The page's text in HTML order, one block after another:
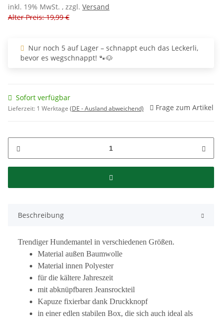
inkl. 19% MwSt. , zzgl. Versand
Alter Preis: 19,99 €
Nur noch 5 auf Lager – schnappt euch das Leckerli,
bevor es wegschnappt! 🐾🐶
Sofort verfügbar
Lieferzeit: 1 Werktage (DE - Ausland abweichend) Frage zum Artikel
Beschreibung
Trendiger Hundemantel in verschiedenen Größen.
Material außen Baumwolle
Material innen Polyester
für die kältere Jahreszeit
mit abknüpfbaren Jeansrockteil
Kapuze fixierbar dank Druckknopf
in einer edlen stabilen Box, die sich auch ideal als